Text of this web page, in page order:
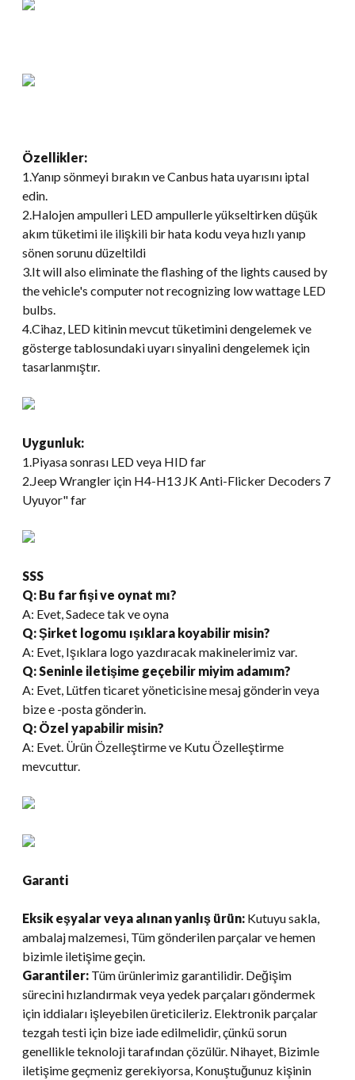
Özellikler:
1.Yanıp sönmeyi bırakın ve Canbus hata uyarısını iptal
edin.
2.Halojen ampulleri LED ampullerle yükseltirken düşük
akım tüketimi ile ilişkili bir hata kodu veya hızlı yanıp
sönen sorunu düzeltildi
3. It will also eliminate the flashing of the lights caused by
the vehicle's computer not recognizing low wattage LED
bulbs
4.Cihaz, LED kitinin mevcut tüketimini dengelemek ve
gösterge tablosundaki uyarı sinyalini dengelemek için
tasarlanmıştır.
Uygunluk:
1.Piyasa sonrası LED veya HID far
2.Jeep Wrangler için H4-H13 JK Anti-Flicker Decoders 7
Uyuyor" far
SSS
Q: Bu far fişi ve oynat mı?
A: Evet, Sadece tak ve oyna
Q: Şirket logomu ışıklara koyabilir misin?
A: Evet, Işıklara logo yazdıracak makinelerimiz var.
Q: Seninle iletişime geçebilir miyim adamım?
A: Evet, Lütfen ticaret yöneticisine mesaj gönderin veya
bize e -posta gönderin.
Q: Özel yapabilir misin?
A: Evet. Ürün Özelleştirme ve Kutu Özelleştirme
mevcuttur.
Garanti
Eksik eşyalar veya alınan yanlış ürün: Kutuyu sakla,
ambalaj malzemesi, Tüm gönderilen parçalar ve hemen
bizimle iletişime geçin.
Garantiler: Tüm ürünlerimiz garantilidir. Değişim
sürecini hızlandırmak veya yedek parçaları göndermek
için iddiaları işleyebilen üreticileriz. Elektronik parçalar
tezgah testi için bize iade edilmelidir, çünkü sorun
genellikle teknoloji tarafından çözülür. Nihayet, Bizimle
iletişime geçmeniz gerekiyorsa, Konuştuğunuz kişinin